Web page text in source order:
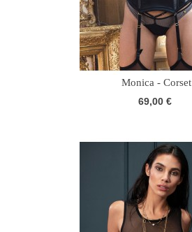
Monica - Corset
69,00 €